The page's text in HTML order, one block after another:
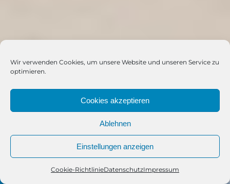
Wir verwenden Cookies, um unsere Website und unseren Service zu
optimieren.
Cookies akzeptieren
Ablehnen
Einstellungen anzeigen
Cookie-RichtlinieDatenschutzImpressum
Telefon Kontakt WhatsApp